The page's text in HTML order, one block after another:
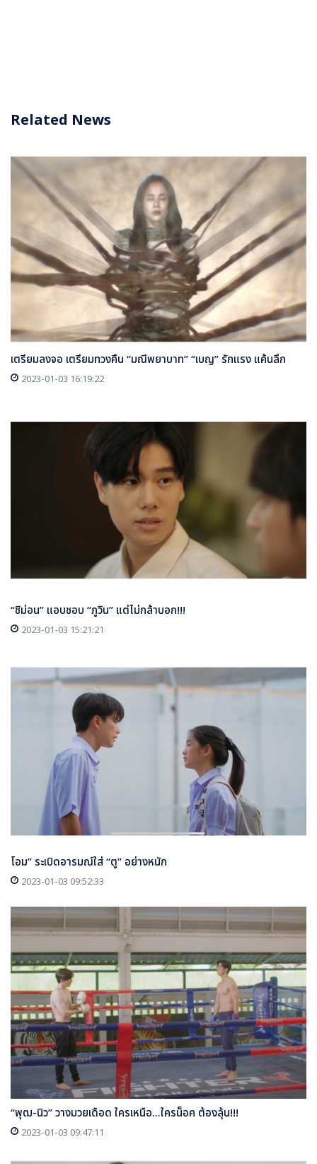
Related News
เตรียมลงจอ เตรียมทวงคืน “มณีพยาบาท” “เบญ” รักแรง แค้นลึก
2023-01-03 16:19:22
“ชิม่อน” แอบชอบ “ภูวิน” แต่ไม่กล้าบอก!!!
2023-01-03 15:21:21
โอม” ระเบิดอารมณ์ใส่ “ตู” อย่างหนัก
2023-01-03 09:52:33
“พุฒ-นิว” วางมวยเดือด ใครเหนือ...ใครน็อค ต้องลุ้น!!!
2023-01-03 09:47:11